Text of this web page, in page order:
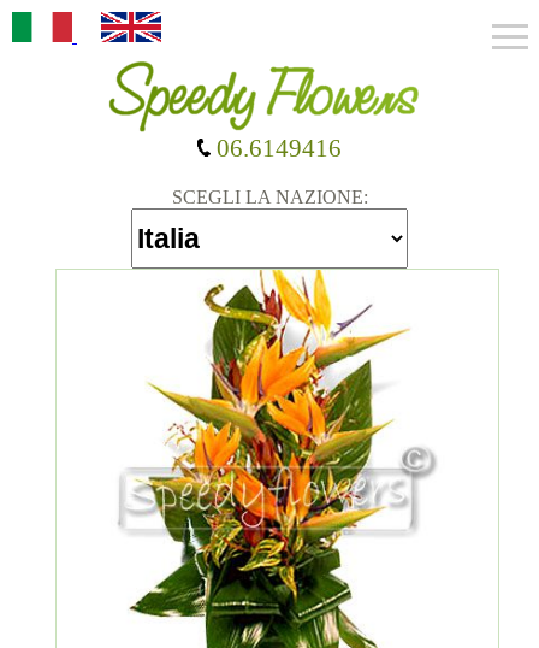
SCEGLI LA NAZIONE:
06.6149416